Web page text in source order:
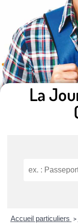
La
Accueil particuliers >